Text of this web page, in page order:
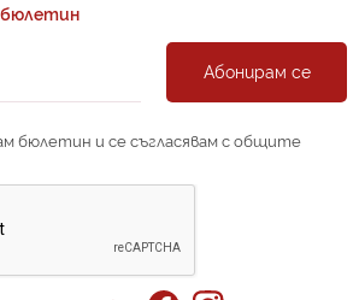
бюлетин
Абонирам се
бюлетин и се съгласявам с общите